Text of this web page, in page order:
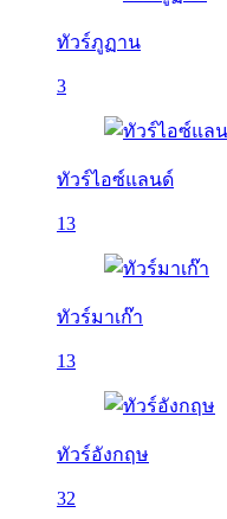
ทัวร์ภูฏาน
3
ทัวร์ไอซ์แลนด์
13
ทัวร์มาเก๊า
13
ทัวร์อังกฤษ
32